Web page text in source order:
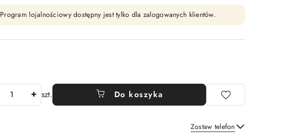
Program lojalnościowy dostępny jest tylko dla zalogowanych klientów.
szt. Do koszyka
Zostaw telefon